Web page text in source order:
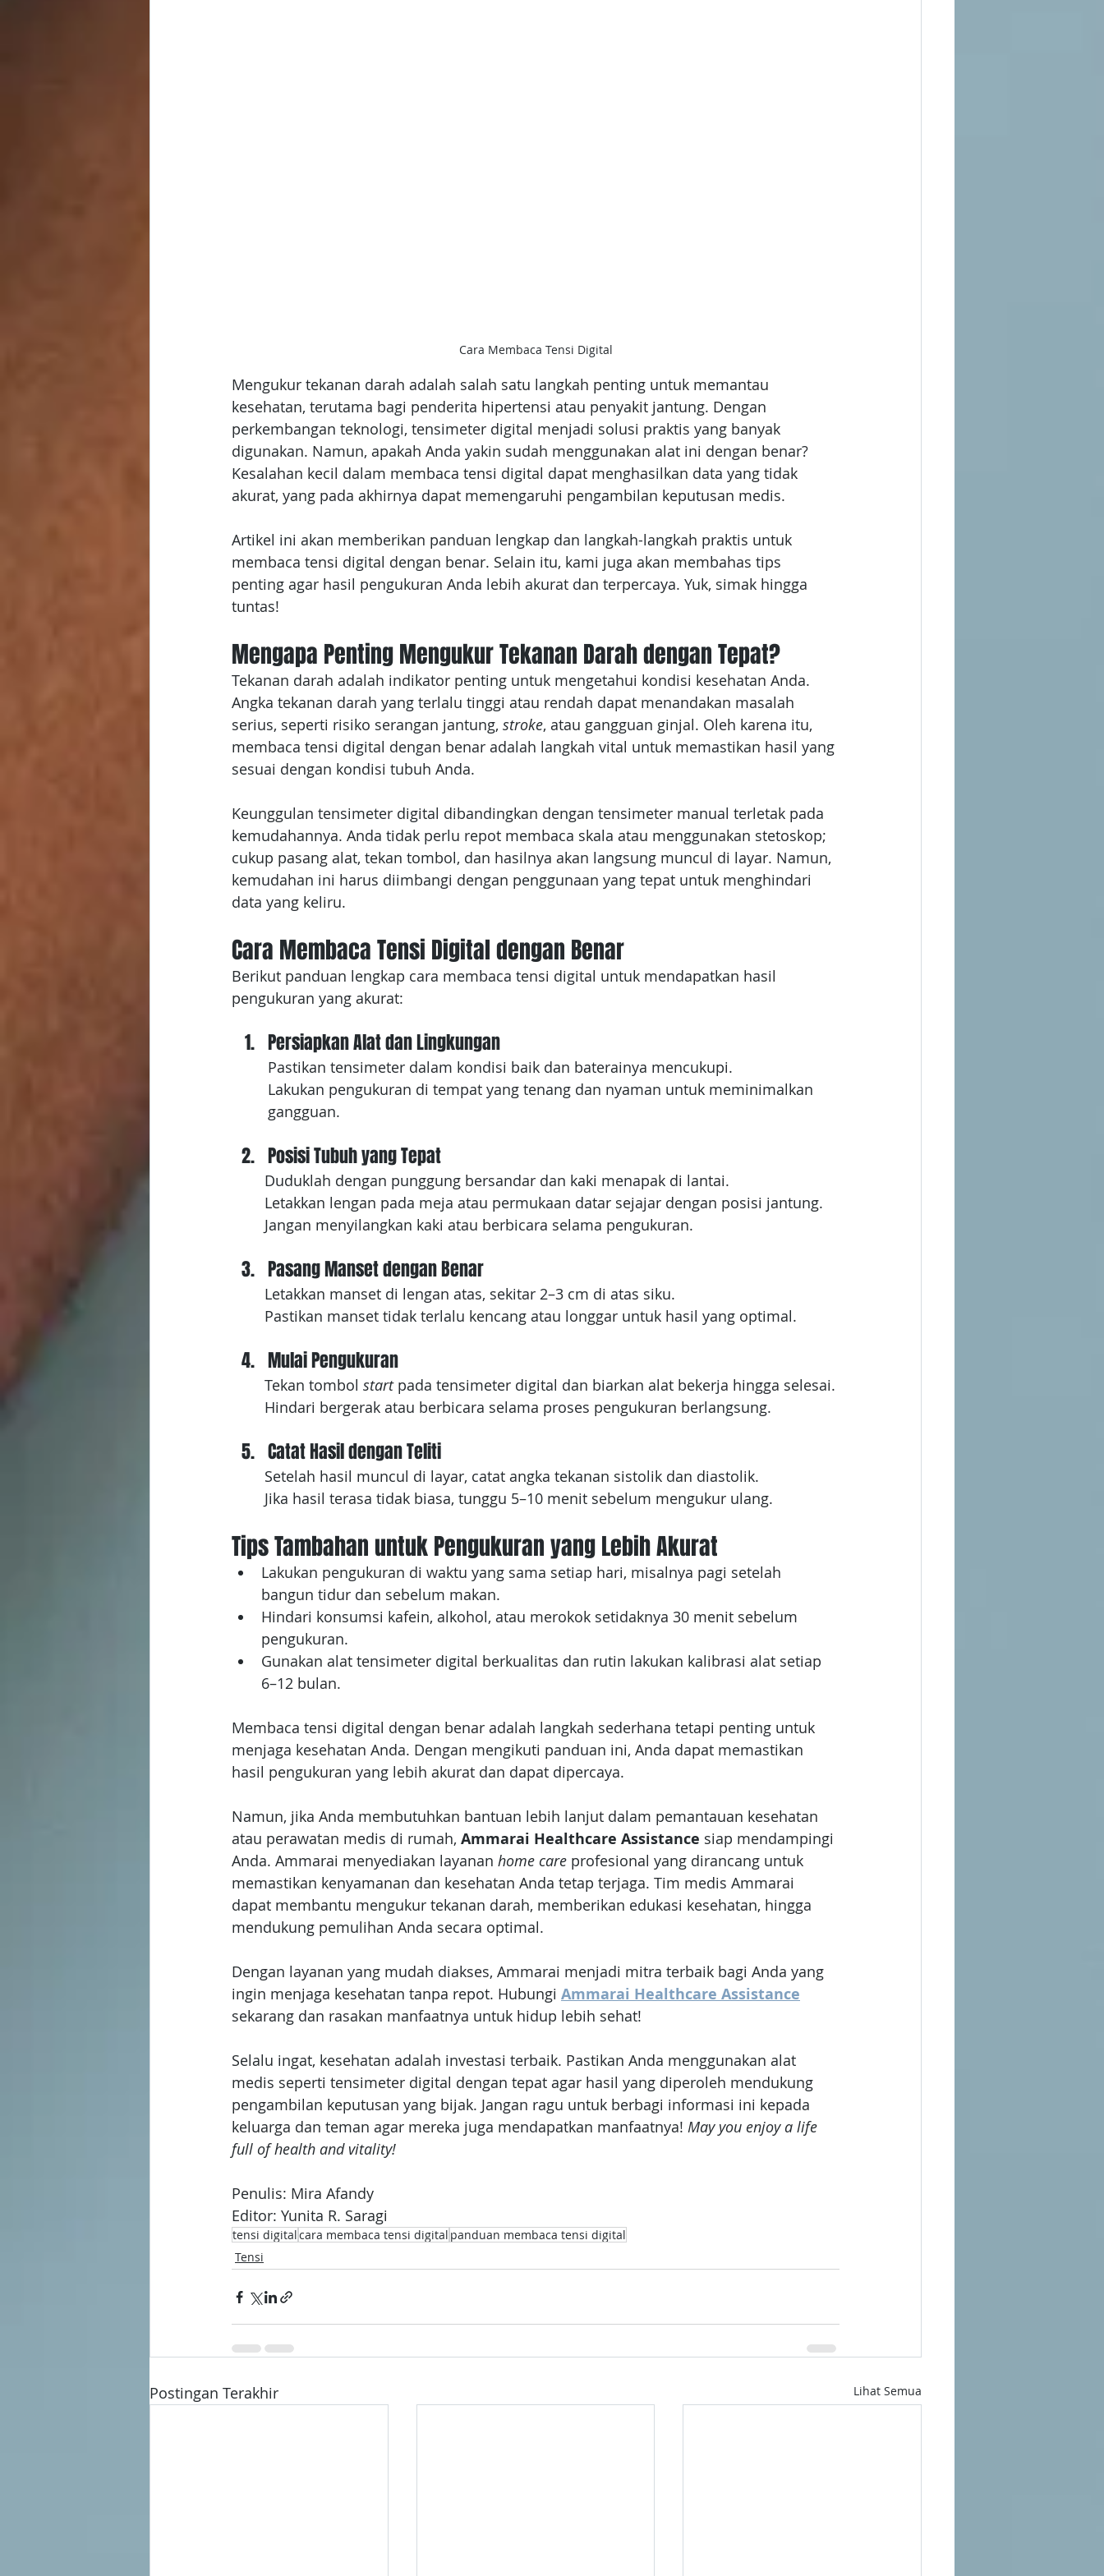
Cara Membaca Tensi Digital
Mengukur tekanan darah adalah salah satu langkah penting untuk memantau
kesehatan, terutama bagi penderita hipertensi atau penyakit jantung. Dengan
perkembangan teknologi, tensimeter digital menjadi solusi praktis yang banyak
digunakan. Namun, apakah Anda yakin sudah menggunakan alat ini dengan benar?
Kesalahan kecil dalam membaca tensi digital dapat menghasilkan data yang tidak
akurat, yang pada akhirnya dapat memengaruhi pengambilan keputusan medis.
Artikel ini akan memberikan panduan lengkap dan langkah-langkah praktis untuk
membaca tensi digital dengan benar. Selain itu, kami juga akan membahas tips
penting agar hasil pengukuran Anda lebih akurat dan terpercaya. Yuk, simak hingga
tuntas!
Mengapa Penting Mengukur Tekanan Darah dengan Tepat?
Tekanan darah adalah indikator penting untuk mengetahui kondisi kesehatan Anda.
Angka tekanan darah yang terlalu tinggi atau rendah dapat menandakan masalah
serius, seperti risiko serangan jantung, stroke, atau gangguan ginjal. Oleh karena itu,
membaca tensi digital dengan benar adalah langkah vital untuk memastikan hasil yang
sesuai dengan kondisi tubuh Anda.
Keunggulan tensimeter digital dibandingkan dengan tensimeter manual terletak pada
kemudahannya. Anda tidak perlu repot membaca skala atau menggunakan stetoskop;
cukup pasang alat, tekan tombol, dan hasilnya akan langsung muncul di layar. Namun,
kemudahan ini harus diimbangi dengan penggunaan yang tepat untuk menghindari
data yang keliru.
Cara Membaca Tensi Digital dengan Benar
Berikut panduan lengkap cara membaca tensi digital untuk mendapatkan hasil
pengukuran yang akurat:
Persiapkan Alat dan Lingkungan
Pastikan tensimeter dalam kondisi baik dan baterainya mencukupi.
Lakukan pengukuran di tempat yang tenang dan nyaman untuk meminimalkan
gangguan.
Posisi Tubuh yang Tepat
	Duduklah dengan punggung bersandar dan kaki menapak di lantai.
	Letakkan lengan pada meja atau permukaan datar sejajar dengan posisi jantung.
	Jangan menyilangkan kaki atau berbicara selama pengukuran.
Pasang Manset dengan Benar
	Letakkan manset di lengan atas, sekitar 2–3 cm di atas siku.
	Pastikan manset tidak terlalu kencang atau longgar untuk hasil yang optimal.
Mulai Pengukuran
	Tekan tombol
start pada tensimeter digital dan biarkan alat bekerja hingga selesai.
	Hindari bergerak atau berbicara selama proses pengukuran berlangsung.
Catat Hasil dengan Teliti
	Setelah hasil muncul di layar, catat angka tekanan sistolik dan diastolik.
	Jika hasil terasa tidak biasa, tunggu 5–10 menit sebelum mengukur ulang.
Tips Tambahan untuk Pengukuran yang Lebih Akurat
Lakukan pengukuran di waktu yang sama setiap hari, misalnya pagi setelah
bangun tidur dan sebelum makan.
Hindari konsumsi kafein, alkohol, atau merokok setidaknya 30 menit sebelum
pengukuran.
Gunakan alat tensimeter digital berkualitas dan rutin lakukan kalibrasi alat setiap
6–12 bulan.
Membaca tensi digital dengan benar adalah langkah sederhana tetapi penting untuk
menjaga kesehatan Anda. Dengan mengikuti panduan ini, Anda dapat memastikan
hasil pengukuran yang lebih akurat dan dapat dipercaya.
Namun, jika Anda membutuhkan bantuan lebih lanjut dalam pemantauan kesehatan
atau perawatan medis di rumah, Ammarai Healthcare Assistance siap mendampingi
Anda. Ammarai menyediakan layanan home care profesional yang dirancang untuk
memastikan kenyamanan dan kesehatan Anda tetap terjaga. Tim medis Ammarai
dapat membantu mengukur tekanan darah, memberikan edukasi kesehatan, hingga
mendukung pemulihan Anda secara optimal.
Dengan layanan yang mudah diakses, Ammarai menjadi mitra terbaik bagi Anda yang
ingin menjaga kesehatan tanpa repot. Hubungi Ammarai Healthcare Assistance
sekarang dan rasakan manfaatnya untuk hidup lebih sehat!
Selalu ingat, kesehatan adalah investasi terbaik. Pastikan Anda menggunakan alat
medis seperti tensimeter digital dengan tepat agar hasil yang diperoleh mendukung
pengambilan keputusan yang bijak. Jangan ragu untuk berbagi informasi ini kepada
keluarga dan teman agar mereka juga mendapatkan manfaatnya! May you enjoy a life
full of health and vitality!
Penulis: Mira Afandy
Editor: Yunita R. Saragi
tensi digitalcara membaca tensi digital panduan membaca tensi digital
Tensi
Postingan Terakhir Lihat Semua